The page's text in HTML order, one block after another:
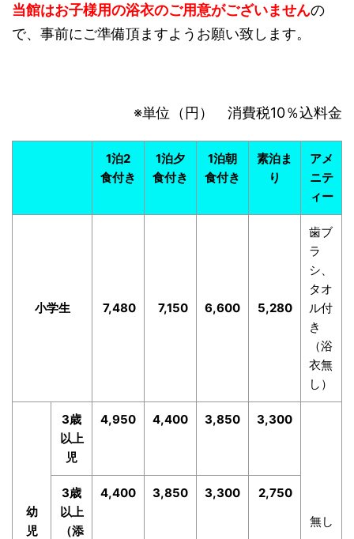
当館はお子様用の浴衣のご用意がございませんの
で、事前にご準備頂ますようお願い致します。
※単位（円） 消費税10％込料金
1泊2
食付き
1泊夕
食付き
1泊朝
食付き
素泊ま
り
アメ
ニテ
ィー
小学生 7,480 7,150 6,600 5,280
歯ブ
ラ
シ、
タオ
ル付
き
（浴
衣無
し）
幼
児
3歳
以上
児
4,950 4,400 3,850 3,300
無し
3歳
以上
（添
4,400 3,850 3,300 2,750